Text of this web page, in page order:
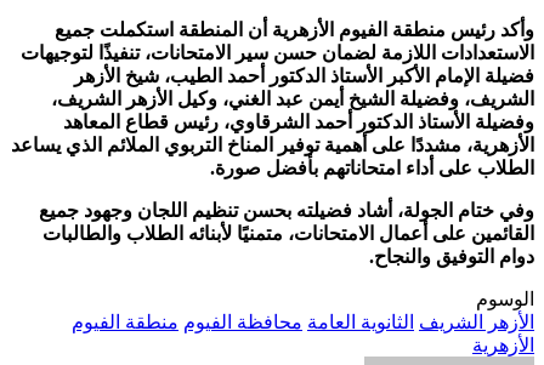
وأكد رئيس منطقة الفيوم الأزهرية أن المنطقة استكملت جميع
الاستعدادات اللازمة لضمان حسن سير الامتحانات، تنفيذًا لتوجيهات
فضيلة الإمام الأكبر الأستاذ الدكتور أحمد الطيب، شيخ الأزهر
الشريف، وفضيلة الشيخ أيمن عبد الغني، وكيل الأزهر الشريف،
وفضيلة الأستاذ الدكتور أحمد الشرقاوي، رئيس قطاع المعاهد
الأزهرية، مشددًا على أهمية توفير المناخ التربوي الملائم الذي يساعد
الطلاب على أداء امتحاناتهم بأفضل صورة.
وفي ختام الجولة، أشاد فضيلته بحسن تنظيم اللجان وجهود جميع
القائمين على أعمال الامتحانات، متمنيًا لأبنائه الطلاب والطالبات
دوام التوفيق والنجاح.
الوسوم
الأزهر الشريف الثانوية العامة محافظة الفيوم منطقة الفيوم
الأزهرية